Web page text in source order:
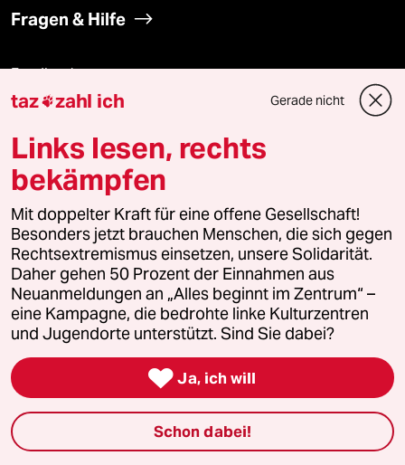
Fragen & Hilfe
Feedback
ePaper Login
Downloads für Abonnierende
© 2026 taz Verlags und Vertriebs GmbH
Alle Rechte vorbehalten. Bei rechtlichen Fragen oder für Genehmigungen
wenden Sie sich bitte anlizenzen@taz.de
Feedback Redaktionsstatut Kommune-Richtlinien
Leitlinie
taz zahl ich Gerade nicht
Links lesen, rechts
bekämpfen
Mit doppelter Kraft für eine offene Gesellschaft!
Besonders jetzt brauchen Menschen, die sich gegen
Rechtsextremismus einsetzen, unsere Solidarität.
Daher gehen 50 Prozent der Einnahmen aus
Neuanmeldungen an „Alles beginnt im Zentrum“ –
eine Kampagne, die bedrohte linke Kulturzentren
und Jugendorte unterstützt. Sind Sie dabei?
 Ja, ich will
Schon dabei!